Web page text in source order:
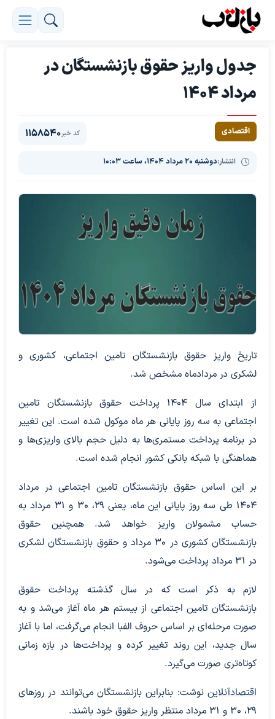
جدول واریز حقوق بازنشستگان در
مرداد ۱۴۰۴
اقتصادی
انتشار:دوشنبه ۲۰ مرداد ۱۴۰۴، ساعت ۱۰:۰۳
کد خبر1158540
تاریخ واریز حقوق بازنشستگان تامین اجتماعی، کشوری و
لشکری در مردادماه مشخص شد.
از ابتدای سال ۱۴۰۴ پرداخت حقوق بازنشستگان تامین
اجتماعی به سه روز پایانی هر ماه موکول شده است. این تغییر
در برنامه پرداخت مستمری‌ها به دلیل حجم بالای واریزی‌ها و
هماهنگی با شبکه بانکی کشور انجام شده است.
بر این اساس حقوق بازنشستگان تامین اجتماعی در مرداد
۱۴۰۴ طی سه روز پایانی این ماه، یعنی ۲۹، ۳۰ و ۳۱ مرداد به
حساب مشمولان واریز خواهد شد. همچنین حقوق
بازنشستگان کشوری در ۳۰ مرداد و حقوق بازنشستگان لشکری
در ۳۱ مرداد پرداخت می‌شود.
لازم به ذکر است که در سال گذشته پرداخت حقوق
بازنشستگان تامین اجتماعی از بیستم هر ماه آغاز می‌شد و به
صورت مرحله‌ای بر اساس حروف الفبا انجام می‌گرفت، اما با آغاز
سال جدید، این روند تغییر کرده و پرداخت‌ها در بازه زمانی
کوتاه‌تری صورت می‌گیرد.
اقتصادآنلاین نوشت: بنابراین بازنشستگان می‌توانند در روزهای
۲۹، ۳۰ و ۳۱ مرداد منتظر واریز حقوق خود باشند.